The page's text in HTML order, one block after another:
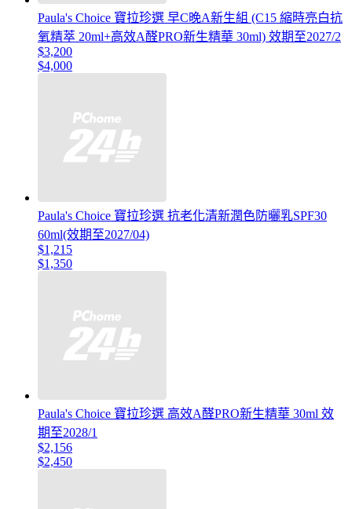
Paula's Choice 寶拉珍選 早C晚A新生組 (C15 縮時亮白抗
氧精萃 20ml+高效A醛PRO新生精華 30ml) 效期至2027/2
$3,200
$4,000
Paula's Choice 寶拉珍選 抗老化清新潤色防曬乳SPF30
60ml(效期至2027/04)
$1,215
$1,350
Paula's Choice 寶拉珍選 高效A醛PRO新生精華 30ml 效
期至2028/1
$2,156
$2,450